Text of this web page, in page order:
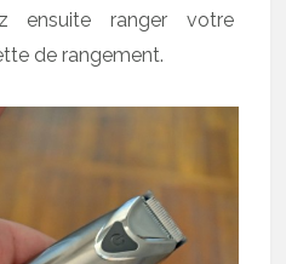
ensuite ranger votre
de rangement.